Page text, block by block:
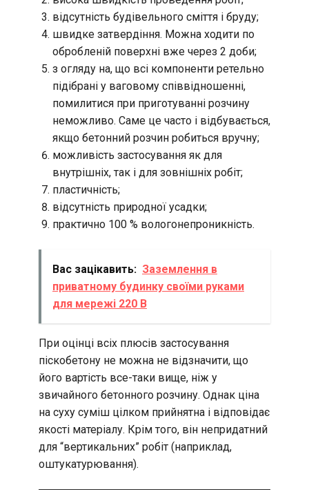
відсутність будівельного сміття і бруду;
швидке затвердіння. Можна ходити по
обробленій поверхні вже через 2 доби;
з огляду на, що всі компоненти ретельно
підібрані у ваговому співвідношенні,
помилитися при приготуванні розчину
неможливо. Саме це часто і відбувається,
якщо бетонний розчин робиться вручну;
можливість застосування як для
внутрішніх, так і для зовнішніх робіт;
пластичність;
відсутність природної усадки;
практично 100 % вологонепроникність.
Вас зацікавить: Заземлення в
приватному будинку своїми руками
для мережі 220 В
При оцінці всіх плюсів застосування
піскобетону не можна не відзначити, що
його вартість все-таки вище, ніж у
звичайного бетонного розчину. Однак ціна
на суху суміш цілком прийнятна і відповідає
якості матеріалу. Крім того, він непридатний
для “вертикальних” робіт (наприклад,
оштукатурювання).